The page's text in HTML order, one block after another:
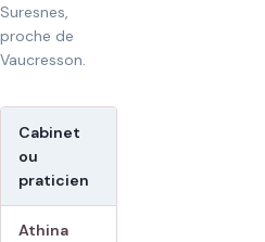
Suresnes,
proche de
Vaucresson.
Cabinet
ou
praticien
Athina